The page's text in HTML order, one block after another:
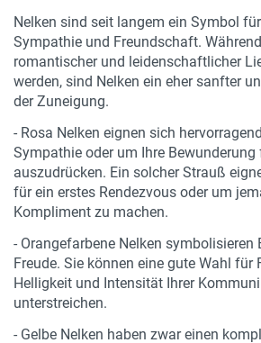
Nelken sind seit langem ein Symbol
Sympathie und Freundschaft.
romantischer und leidenschaftlicher
werden, sind Nelken ein eher sanfter
der Zuneigung.
- Rosa Nelken eignen sich
Sympathie oder um Ihre Bewunderung
auszudrücken. Ein solcher Strauß
für ein erstes Rendezvous oder um
Kompliment zu machen.
- Orangefarbene Nelken symbolisieren
Freude. Sie können eine gute Wahl für
Helligkeit und Intensität Ihrer
unterstreichen.
- Gelbe Nelken haben zwar einen